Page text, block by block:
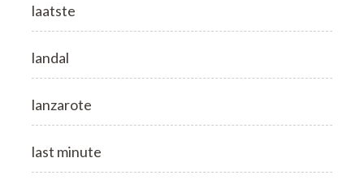
laatste
landal
lanzarote
last minute